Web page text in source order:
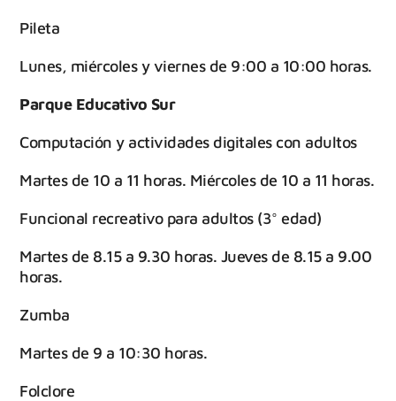
Pileta
Lunes, miércoles y viernes de 9:00 a 10:00 horas.
Parque Educativo Sur
Computación y actividades digitales con adultos
Martes de 10 a 11 horas. Miércoles de 10 a 11 horas.
Funcional recreativo para adultos (3° edad)
Martes de 8.15 a 9.30 horas. Jueves de 8.15 a 9.00
horas.
Zumba
Martes de 9 a 10:30 horas.
Folclore